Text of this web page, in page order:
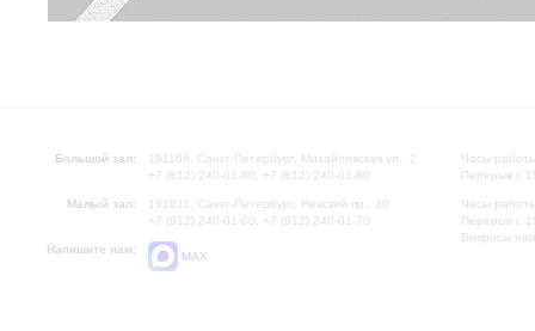
Большой зал:
191186, Санкт-Петербург, Михайловская ул., 2
+7 (812) 240-01-00, +7 (812) 240-01-80
Малый зал:
191011, Санкт-Петербург, Невский пр., 30
+7 (812) 240-01-00, +7 (812) 240-01-70
Напишите нам:
MAX
Часы
Перерыв с
Часы
Перерыв с
Вопросы